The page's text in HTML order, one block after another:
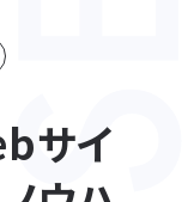
サイ